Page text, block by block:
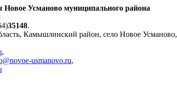
Новое Усманово муниципального района
35148.
Камышлинский район, село Новое Усманово,
,
usmanovo.ru,